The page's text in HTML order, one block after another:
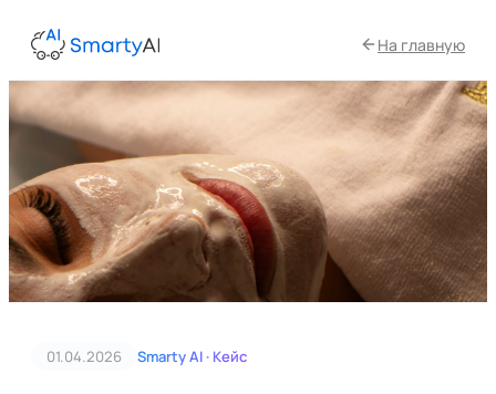
На главную
01.04.2026 Smarty AI · Кейс